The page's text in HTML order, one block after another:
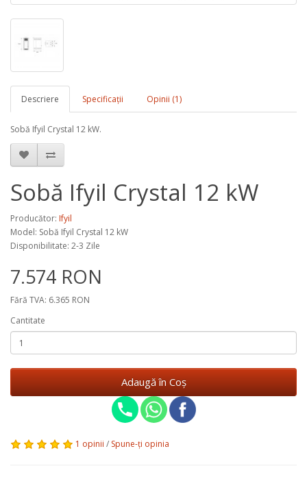
Descriere Specificaţii Opinii (1)
Sobă Ifyil Crystal 12 kW.
Sobă Ifyil Crystal 12 kW
Producător: Ifyil
Model: Sobă Ifyil Crystal 12 kW
Disponibilitate: 2-3 Zile
7.574 RON
Fără TVA: 6.365 RON
Cantitate
Adaugă în Coş
1 opinii / Spune-ţi opinia